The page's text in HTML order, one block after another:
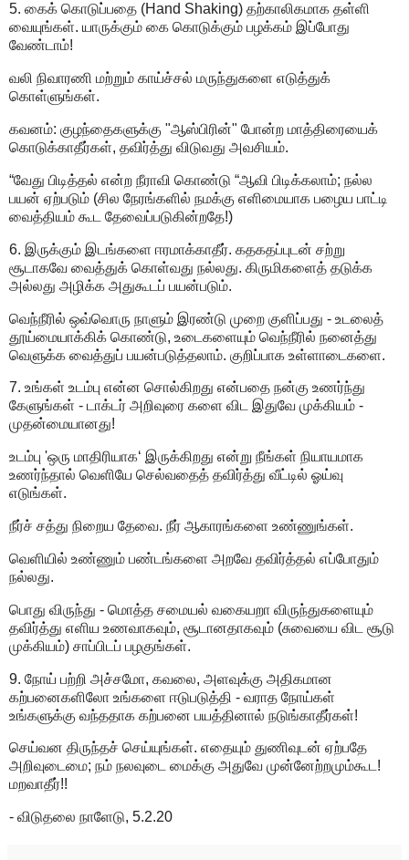
5. கைக் கொடுப்பதை (Hand Shaking) தற்காலிகமாக தள்ளி
வையுங்கள். யாருக்கும் கை கொடுக்கும் பழக்கம் இப்போது
வேண்டாம்!
வலி நிவாரணி மற்றும் காய்ச்சல் மருந்துகளை எடுத்துக்
கொள்ளுங்கள்.
கவனம்: குழந்தைகளுக்கு "ஆஸ்பிரின்" போன்ற மாத்திரையைக்
கொடுக்காதீர்கள், தவிர்த்து விடுவது அவசியம்.
“வேது பிடித்தல் என்ற நீராவி கொண்டு “ஆவி பிடிக்கலாம்; நல்ல
பயன் ஏற்படும் (சில நேரங்களில் நமக்கு எளிமையாக பழைய பாட்டி
வைத்தியம் கூட தேவைப்படுகின்றதே!)
6. இருக்கும் இடங்களை ஈரமாக்காதீர். கதகதப்புடன் சற்று
சூடாகவே வைத்துக் கொள்வது நல்லது. கிருமிகளைத் தடுக்க
அல்லது அழிக்க அதுகூடப் பயன்படும்.
வெந்நீரில் ஒவ்வொரு நாளும் இரண்டு முறை குளிப்பது - உடலைத்
தூய்மையாக்கிக் கொண்டு, உடைகளையும் வெந்நீரில் நனைத்து
வெளுக்க வைத்துப் பயன்படுத்தலாம். குறிப்பாக உள்ளாடைகளை.
7. உங்கள் உடம்பு என்ன சொல்கிறது என்பதை நன்கு உணர்ந்து
கேளுங்கள் - டாக்டர் அறிவுரை களை விட இதுவே முக்கியம் -
முதன்மையானது!
உடம்பு 'ஒரு மாதிரியாக‘ இருக்கிறது என்று நீங்கள் நியாயமாக
உணர்ந்தால் வெளியே செல்வதைத் தவிர்த்து வீட்டில் ஓய்வு
எடுங்கள்.
நீர்ச் சத்து நிறைய தேவை. நீர் ஆகாரங்களை உண்ணுங்கள்.
வெளியில் உண்ணும் பண்டங்களை அறவே தவிர்த்தல் எப்போதும்
நல்லது.
பொது விருந்து - மொத்த சமையல் வகையறா விருந்துகளையும்
தவிர்த்து எளிய உணவாகவும், சூடானதாகவும் (சுவையை விட சூடு
முக்கியம்) சாப்பிடப் பழகுங்கள்.
9. நோய் பற்றி அச்சமோ, கவலை, அளவுக்கு அதிகமான
கற்பனைகளிலோ உங்களை ஈடுபடுத்தி - வராத நோய்கள்
உங்களுக்கு வந்ததாக கற்பனை பயத்தினால் நடுங்காதீர்கள்!
செய்வன திருந்தச் செய்யுங்கள். எதையும் துணிவுடன் ஏற்பதே
அறிவுடைமை; நம் நலவுடை மைக்கு அதுவே முன்னேற்றமும்கூட!
மறவாதீர்!!
- விடுதலை நாளேடு, 5.2.20